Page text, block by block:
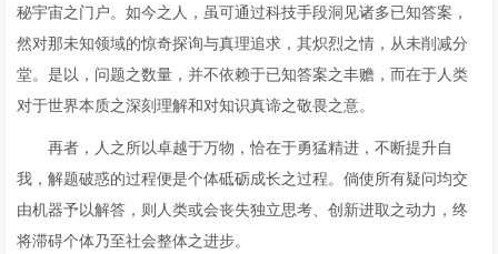
秘宇宙之门户。如今之人，虽可通过科技手段洞见诸多已知答案，
然对那未知领域的惊奇探询与真理追求，其炽烈之情，从未削减分
堂。是以，问题之数量，并不依赖于已知答案之丰赡，而在于人类
对于世界本质之深刻理解和对知识真谛之敬畏之意。
再者，人之所以卓越于万物，恰在于勇猛精进，不断提升自
我，解题破惑的过程便是个体砥砺成长之过程。倘使所有疑问均交
由机器予以解答，则人类或会丧失独立思考、创新进取之动力，终
将滞碍个体乃至社会整体之进步。